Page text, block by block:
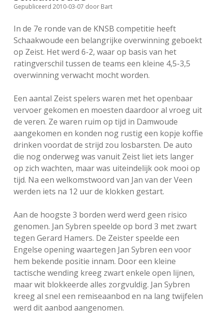
FSB: Schaakwoude II
FSB: Schaakwoude III
Koppelingen
Sponsoren
facebookinstagram
Gepubliceerd 2010-03-07 door Bart
In de 7e ronde van de KNSB competitie heeft
Schaakwoude een belangrijke overwinning geboekt
op Zeist. Het werd 6-2, waar op basis van het
ratingverschil tussen de teams een kleine 4,5-3,5
overwinning verwacht mocht worden.
Een aantal Zeist spelers waren met het openbaar
vervoer gekomen en moesten daardoor al vroeg uit
de veren. Ze waren ruim op tijd in Damwoude
aangekomen en konden nog rustig een kopje koffie
drinken voordat de strijd zou losbarsten. De auto
die nog onderweg was vanuit Zeist liet iets langer
op zich wachten, maar was uiteindelijk ook mooi op
tijd. Na een welkomstwoord van Jan van der Veen
werden iets na 12 uur de klokken gestart.
Aan de hoogste 3 borden werd werd geen risico
genomen. Jan Sybren speelde op bord 3 met zwart
tegen Gerard Hamers. De Zeister speelde een
Engelse opening waartegen Jan Sybren een voor
hem bekende positie innam. Door een kleine
tactische wending kreeg zwart enkele open lijnen,
maar wit blokkeerde alles zorgvuldig. Jan Sybren
kreeg al snel een remiseaanbod en na lang twijfelen
werd dit aanbod aangenomen.